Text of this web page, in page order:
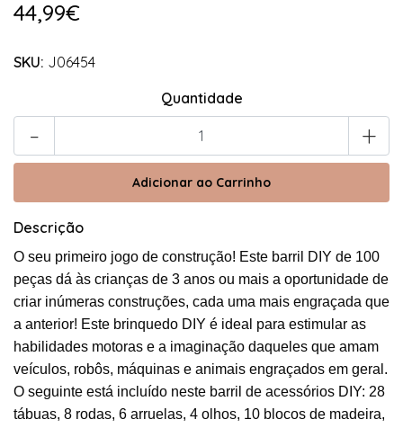
44,99€
SKU: J06454
Quantidade
- +
Descrição
O seu primeiro jogo de construção! Este barril DIY de 100
peças dá às crianças de 3 anos ou mais a oportunidade de
criar inúmeras construções, cada uma mais engraçada que
a anterior! Este brinquedo DIY é ideal para estimular as
habilidades motoras e a imaginação daqueles que amam
veículos, robôs, máquinas e animais engraçados em geral.
O seguinte está incluído neste barril de acessórios DIY: 28
tábuas, 8 rodas, 6 arruelas, 4 olhos, 10 blocos de madeira,